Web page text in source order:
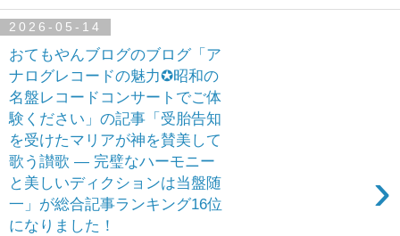
2026-05-14
おてもやんブログのブログ「ア
ナログレコードの魅力✪昭和の
名盤レコードコンサートでご体
験ください」の記事「受胎告知
を受けたマリアが神を賛美して
歌う讃歌 ― 完璧なハーモニー
と美しいディクションは当盤随
一」が総合記事ランキング16位
になりました！
›